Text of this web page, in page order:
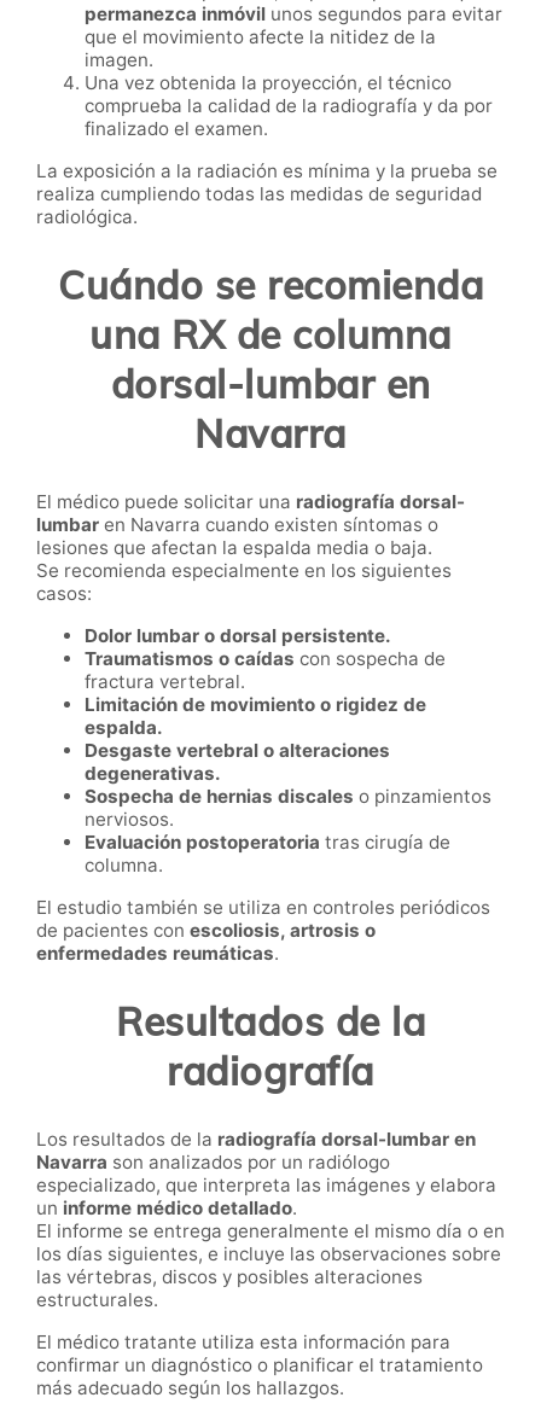
permanezca inmóvil unos segundos para evitar
que el movimiento afecte la nitidez de la
imagen.
Una vez obtenida la proyección, el técnico
comprueba la calidad de la radiografía y da por
finalizado el examen.
La exposición a la radiación es mínima y la prueba se
realiza cumpliendo todas las medidas de seguridad
radiológica.
Cuándo se recomienda
una RX de columna
dorsal-lumbar en
Navarra
El médico puede solicitar una radiografía dorsal-
lumbar en Navarra cuando existen síntomas o
lesiones que afectan la espalda media o baja.
Se recomienda especialmente en los siguientes
casos:
Dolor lumbar o dorsal persistente.
Traumatismos o caídas con sospecha de
fractura vertebral.
Limitación de movimiento o rigidez de
espalda.
Desgaste vertebral o alteraciones
degenerativas.
Sospecha de hernias discales o pinzamientos
nerviosos.
Evaluación postoperatoria tras cirugía de
columna.
El estudio también se utiliza en controles periódicos
de pacientes con escoliosis, artrosis o
enfermedades reumáticas.
Resultados de la
radiografía
Los resultados de la radiografía dorsal-lumbar en
Navarra son analizados por un radiólogo
especializado, que interpreta las imágenes y elabora
un informe médico detallado.
El informe se entrega generalmente el mismo día o en
los días siguientes, e incluye las observaciones sobre
las vértebras, discos y posibles alteraciones
estructurales.
El médico tratante utiliza esta información para
confirmar un diagnóstico o planificar el tratamiento
más adecuado según los hallazgos.